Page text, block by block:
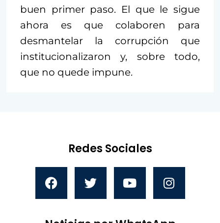
buen primer paso. El que le sigue
ahora es que colaboren para
desmantelar la corrupción que
institucionalizaron y, sobre todo,
que no quede impune.
Redes Sociales